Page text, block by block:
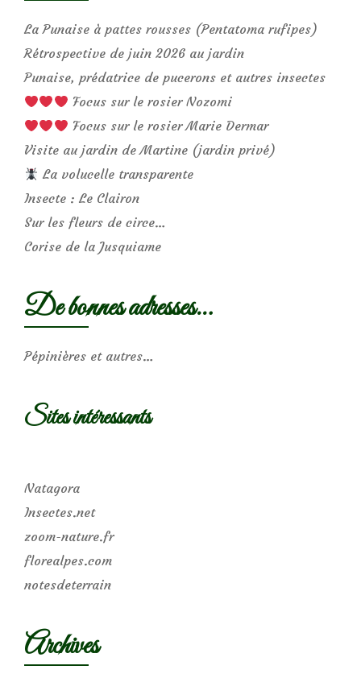
La Punaise à pattes rousses (Pentatoma rufipes)
Rétrospective de juin 2026 au jardin
Punaise, prédatrice de pucerons et autres insectes
Focus sur le rosier Nozomi
Focus sur le rosier Marie Dermar
Visite au jardin de Martine (jardin privé)
La volucelle transparente
Insecte : Le Clairon
Sur les fleurs de circe…
Corise de la Jusquiame
De bonnes adresses…
Pépinières et autres…
Sites intéressants
Natagora
Insectes.net
zoom-nature.fr
florealpes.com
notesdeterrain
Archives